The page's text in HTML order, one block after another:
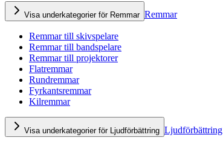
Visa underkategorier för Remmar Remmar
Remmar till skivspelare
Remmar till bandspelare
Remmar till projektorer
Flatremmar
Rundremmar
Fyrkantsremmar
Kilremmar
Visa underkategorier för Ljudförbättring Ljudförbättring